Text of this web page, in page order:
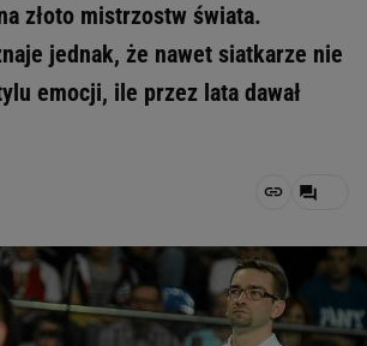
złoto mistrzostw świata.
jednak, że nawet siatkarze nie
emocji, ile przez lata dawał